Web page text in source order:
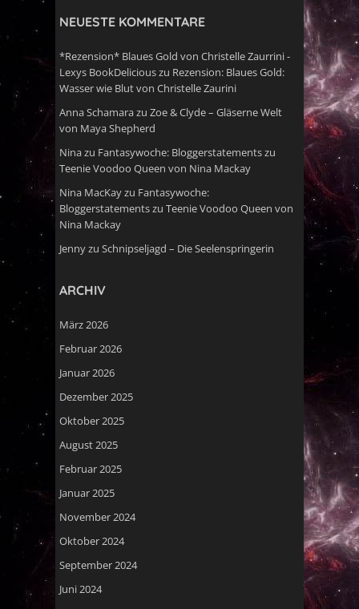
NEUESTE KOMMENTARE
*Rezension* Blaues Gold von Christelle Zaurrini -
Lexys BookDeliciouszu Rezension: Blaues Gold:
Wasser wie Blut von Christelle Zaurini
Anna Schamarazu Zoe & Clyde – Gläserne Welt
von Maya Shepherd
Ninazu Fantasywoche: Bloggerstatements zu
Teenie Voodoo Queen von Nina Mackay
Nina MacKayzu Fantasywoche:
Bloggerstatements zu Teenie Voodoo Queen von
Nina Mackay
Jennyzu Schnipseljagd – Die Seelenspringerin
ARCHIV
März 2026
Februar 2026
Januar 2026
Dezember 2025
Oktober 2025
August 2025
Februar 2025
Januar 2025
November 2024
Oktober 2024
September 2024
Juni 2024